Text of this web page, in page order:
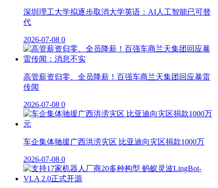
深圳理工大学拟逐步取消大学英语：AI人工智能已可替
代
2026-07-08 0
高管薪资归零、全员降薪！百强车商兰天集团回应暴雷
传闻
2026-07-08 0
车企集体驰援广西洪涝灾区 比亚迪向灾区捐款1000万
2026-07-08 0